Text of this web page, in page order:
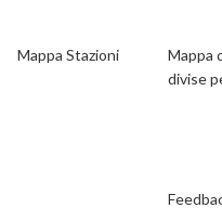
Mappa Stazioni
Mappa
divise